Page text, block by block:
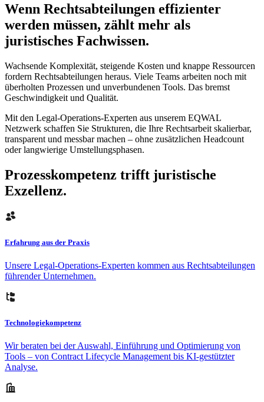
Wenn Rechtsabteilungen effizienter
werden müssen, zählt mehr als
juristisches Fachwissen.
Wachsende Komplexität, steigende Kosten und knappe Ressourcen
fordern Rechtsabteilungen heraus. Viele Teams arbeiten noch mit
überholten Prozessen und unverbundenen Tools. Das bremst
Geschwindigkeit und Qualität.
Mit den Legal-Operations-Experten aus unserem EQWAL
Netzwerk schaffen Sie Strukturen, die Ihre Rechtsarbeit skalierbar,
transparent und messbar machen – ohne zusätzlichen Headcount
oder langwierige Umstellungsphasen.
Prozesskompetenz trifft juristische
Exzellenz.
Erfahrung aus der Praxis
Unsere Legal-Operations-Experten kommen aus Rechtsabteilungen
führender Unternehmen.
Technologiekompetenz
Wir beraten bei der Auswahl, Einführung und Optimierung von
Tools – von Contract Lifecycle Management bis KI-gestützter
Analyse.